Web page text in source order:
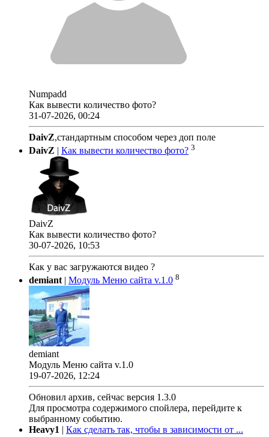
Numpadd
Как вывести количество фото?
31-07-2026, 00:24
DaivZ,стандартным способом через доп поле
DaivZ | Как вывести количество фото? 3
DaivZ
Как вывести количество фото?
30-07-2026, 10:53
Как у вас загружаются видео ?
demiant | Модуль Меню сайта v.1.0 8
demiant
Модуль Меню сайта v.1.0
19-07-2026, 12:24
Обновил архив, сейчас версия 1.3.0
Для просмотра содержимого спойлера, перейдите к
выбранному событию.
Heavy1 | Как сделать так, чтобы в зависимости от ...